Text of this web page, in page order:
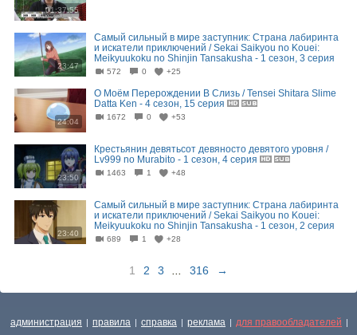
01:37:55
23:47
Самый сильный в мире заступник: Страна лабиринта
и искатели приключений / Sekai Saikyou no Kouei:
Meikyuukoku no Shinjin Tansakusha - 1 сезон, 3 серия
572 0 +25
24:04
О Моём Перерождении В Слизь / Tensei Shitara Slime
Datta Ken - 4 сезон, 15 серия
1672 0 +53
23:50
Крестьянин девятьсот девяносто девятого уровня /
Lv999 no Murabito - 1 сезон, 4 серия
1463 1 +48
23:40
Самый сильный в мире заступник: Страна лабиринта
и искатели приключений / Sekai Saikyou no Kouei:
Meikyuukoku no Shinjin Tansakusha - 1 сезон, 2 серия
689 1 +28
1 2 3 316 →
администрация | правила | справка | реклама | для правообладателей |